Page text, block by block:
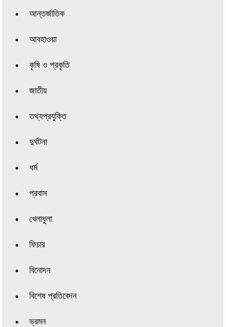
আন্তর্জাতিক
আবহাওয়া
কৃষি ও প্রকৃতি
জাতীয়
তথ্যপ্রযুক্তি
দুর্ঘটনা
ধর্ম
প্রবাস
খেলাধুলা
ফিচার
বিনোদন
বিশেষ প্রতিবেদন
ভ্রমন